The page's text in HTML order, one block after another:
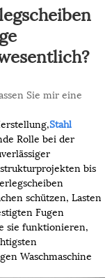
Sie mir eine
Stahl
Rolle bei der
bis
schützen, Lasten
Fugen
sie funktionieren,
Waschmaschine